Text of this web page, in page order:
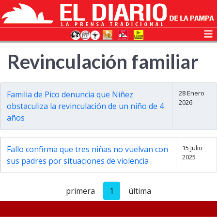
Revinculación familiar
Familia de Pico denuncia que Niñez
obstaculiza la revinculación de un niño de 4
años
28 Enero
2026
Fallo confirma que tres niñas no vuelvan con
sus padres por situaciones de violencia
15 Julio
2025
primera 1 última